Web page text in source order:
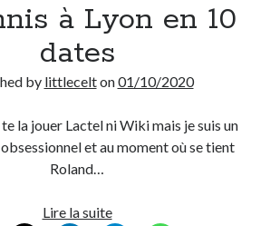
à Lyon en 10
dates
by littlecelton01/10/2020
te la jouer Lactel ni Wiki mais je suis un
et au moment où se tient
Roland…
Lire la suiteLe